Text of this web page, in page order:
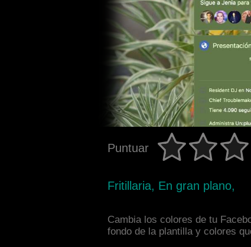
Puntuar
Fritillaria, En gran plano,
Cambia los colores de tu
fondo de la plantilla y colores